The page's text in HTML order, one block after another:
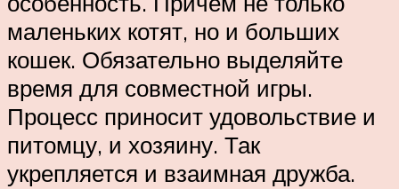
маленьких котят, но и больших
кошек. Обязательно выделяйте
время для совместной игры.
Процесс приносит удовольствие и
питомцу, и хозяину. Так
укрепляется и взаимная дружба.